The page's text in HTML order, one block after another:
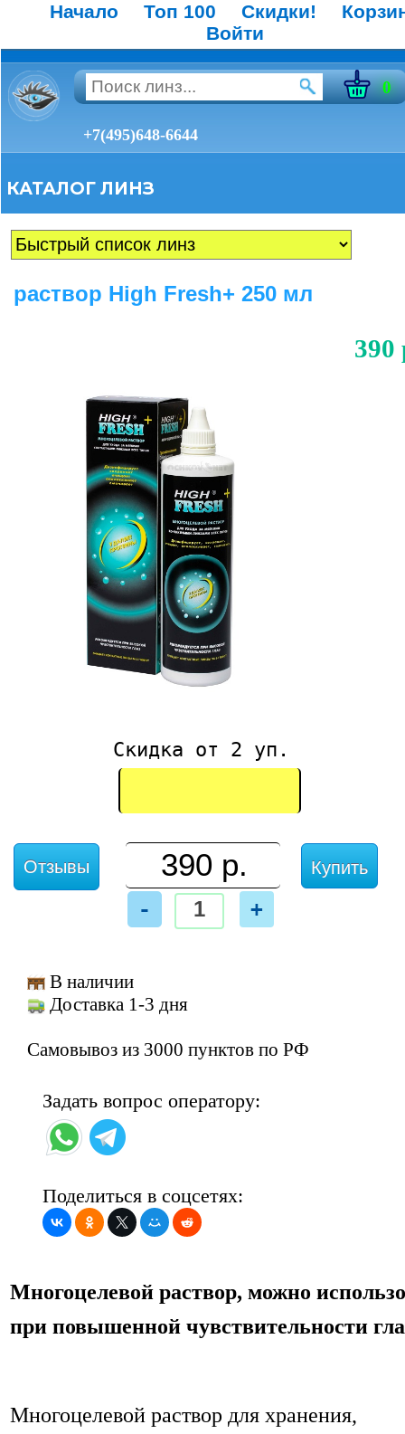
Начало Топ 100 Скидки!
Войти
0
+7(495)648-6644
КАТАЛОГ ЛИНЗ
раствор High Fresh+ 250 мл
390
Скидка от 2 уп.
Отзывы
- +
Купить
В наличии
Доставка 1-3 дня
Самовывоз из 3000 пунктов по РФ
Задать вопрос оператору:
Поделиться в соцсетях:
Многоцелевой раствор, можно
при повышенной чувствительности
Многоцелевой раствор для хранения,